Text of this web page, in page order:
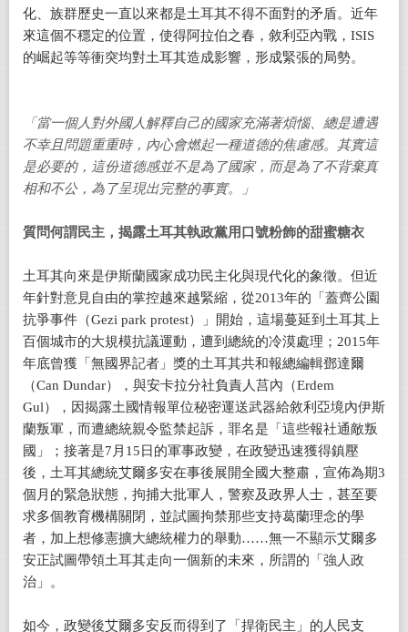
化、族群歷史一直以來都是土耳其不得不面對的矛盾。近年
來這個不穩定的位置，使得阿拉伯之春，敘利亞內戰，ISIS
的崛起等等衝突均對土耳其造成影響，形成緊張的局勢。
「當一個人對外國人解釋自己的國家充滿著煩惱、總是遭遇
不幸且問題重重時，內心會燃起一種道德的焦慮感。其實這
是必要的，這份道德感並不是為了國家，而是為了不背棄真
相和不公，為了呈現出完整的事實。」
質問何謂民主，揭露土耳其執政黨用口號粉飾的甜蜜糖衣
土耳其向來是伊斯蘭國家成功民主化與現代化的象徵。但近
年針對意見自由的掌控越來越緊縮，從2013年的「蓋齊公園
抗爭事件（Gezi park protest）」開始，這場蔓延到土耳其上
百個城市的大規模抗議運動，遭到總統的冷漠處理；2015年
年底曾獲「無國界記者」獎的土耳其共和報總編輯鄧達爾
（Can Dundar），與安卡拉分社負責人莒內（Erdem
Gul），因揭露土國情報單位秘密運送武器給敘利亞境內伊斯
蘭叛軍，而遭總統親令監禁起訴，罪名是「這些報社通敵叛
國」；接著是7月15日的軍事政變，在政變迅速獲得鎮壓
後，土耳其總統艾爾多安在事後展開全國大整肅，宣佈為期3
個月的緊急狀態，拘捕大批軍人，警察及政界人士，甚至要
求多個教育機構關閉，並試圖拘禁那些支持葛蘭理念的學
者，加上想修憲擴大總統權力的舉動……無一不顯示艾爾多
安正試圖帶領土耳其走向一個新的未來，所謂的「強人政
治」。
如今，政變後艾爾多安反而得到了「捍衛民主」的人民支